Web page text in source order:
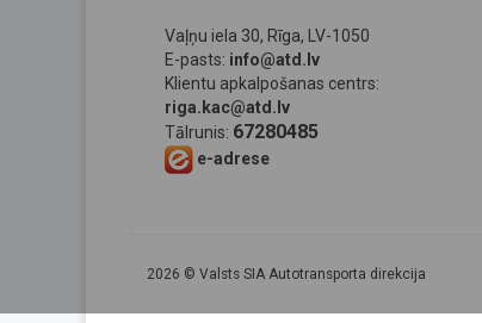
Vaļņu iela 30, Rīga, LV-1050
E-pasts: info@atd.lv
Klientu apkalpošanas centrs:
riga.kac@atd.lv
Tālrunis: 67280485
e-adrese
2026 © Valsts SIA Autotransporta direkcija